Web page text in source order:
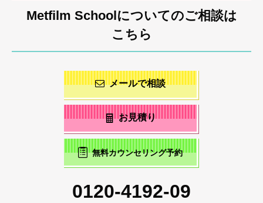
Metfilm Schoolについてのご相談は
こちら
メールで相談
お見積り
無料カウンセリング予約
0120-4192-09